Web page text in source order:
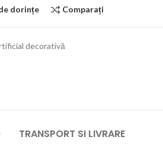
dorințe Comparați
decorativă
TRANSPORT SI LIVRARE